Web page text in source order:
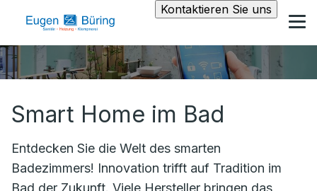
Kontaktieren Sie uns
Smart Home im Bad
Entdecken Sie die Welt des smarten
Badezimmers! Innovation trifft auf Tradition im
Bad der Zukunft. Viele Hersteller bringen das